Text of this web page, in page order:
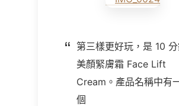
第三樣更好玩，是 10
美顏緊膚霜 Face Lift
Cream。產品名稱中有
個